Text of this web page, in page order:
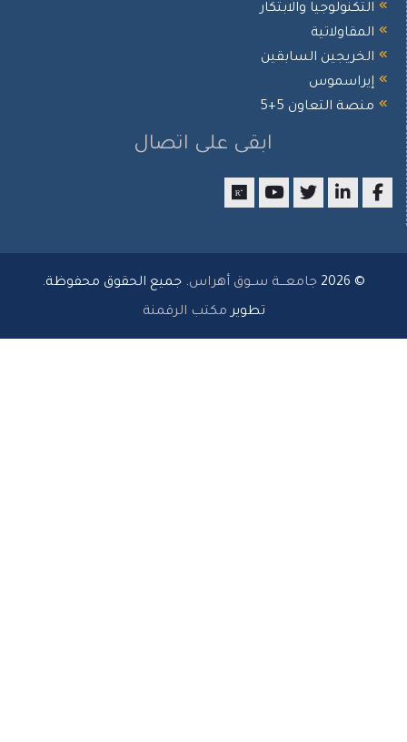
والابتكار
السابقين
التعاون 5+5
ابقى على اتصال
جامعـــة ســوق أهراس . جميع الحقوق محفوظة.
مكتب الرقمنة